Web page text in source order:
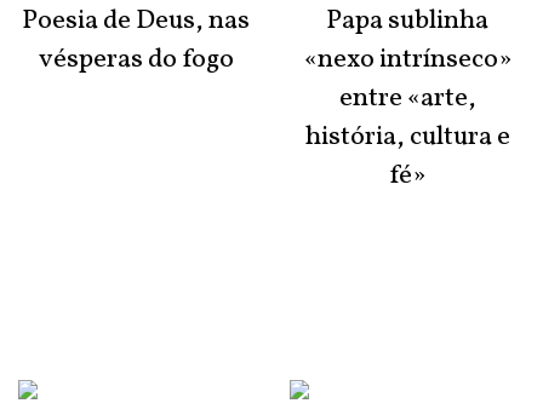
Poesia de Deus, nas
vésperas do fogo
Papa sublinha
«nexo intrínseco»
entre «arte,
história, cultura e
fé»